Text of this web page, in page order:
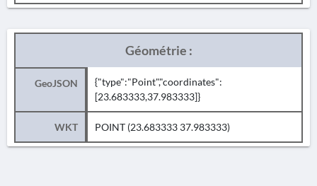
Géométrie :
GeoJSON
{"type":"Point","coordinates":
[23.683333,37.983333]}
WKT POINT (23.683333 37.983333)